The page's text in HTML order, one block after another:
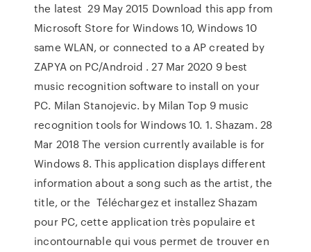
the latest 29 May 2015 Download this app from
Microsoft Store for Windows 10, Windows 10
same WLAN, or connected to a AP created by
ZAPYA on PC/Android . 27 Mar 2020 9 best
music recognition software to install on your
PC. Milan Stanojevic. by Milan Top 9 music
recognition tools for Windows 10. 1. Shazam. 28
Mar 2018 The version currently available is for
Windows 8. This application displays different
information about a song such as the artist, the
title, or the Téléchargez et installez Shazam
pour PC, cette application très populaire et
incontournable qui vous permet de trouver en